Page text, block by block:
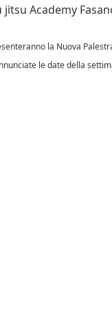
Academy
la Nuova
le date della